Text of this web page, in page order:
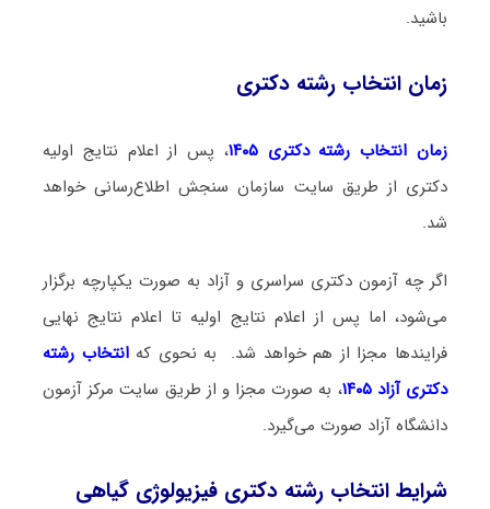
باشید.
زمان انتخاب رشته دکتری
زمان انتخاب رشته دکتری ۱۴۰۵
، پس از اعلام نتایج اولیه
دکتری از طریق سایت سازمان سنجش اطلاع‌رسانی خواهد
شد.
اگر چه آزمون دکتری سراسری و آزاد به صورت یکپارچه برگزار
می‌شود، اما پس از اعلام نتایج اولیه تا اعلام نتایج نهایی
فرایندها مجزا از هم خواهد شد. به نحوی که انتخاب رشته
دکتری آزاد ۱۴۰۵
، به صورت مجزا و از طریق سایت مرکز آزمون
دانشگاه آزاد صورت می‌گیرد.
شرایط انتخاب رشته دکتری فیزیولوژی گیاهی